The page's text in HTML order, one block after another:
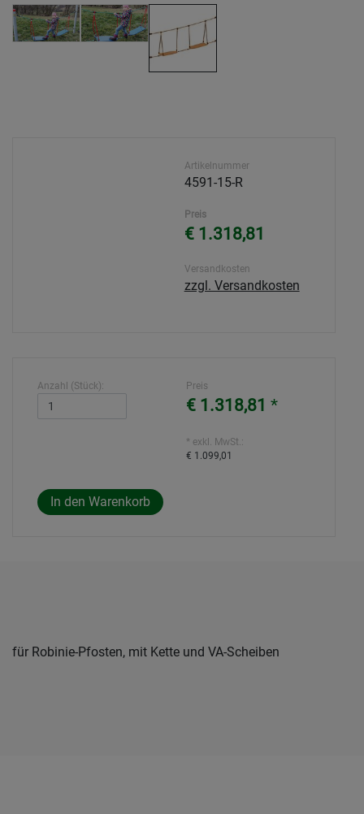
Artikelnummer
4591-15-R
Preis
€ 1.318,81
Versandkosten
zzgl. Versandkosten
Anzahl (Stück): Preis
€ 1.318,81 *
* exkl. MwSt.:
€ 1.099,01
für Robinie-Pfosten, mit Kette und VA-Scheiben